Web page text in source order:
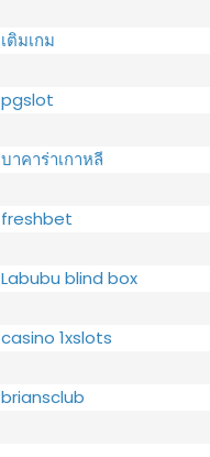
เติมเกม
pgslot
บาคาร่าเกาหลี
freshbet
Labubu blind box
casino 1xslots
briansclub